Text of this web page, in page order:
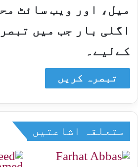
میل، اور ویب سائٹ
اگلی بار جب میں
کےلیے۔
متعلقہ اشاعتیں